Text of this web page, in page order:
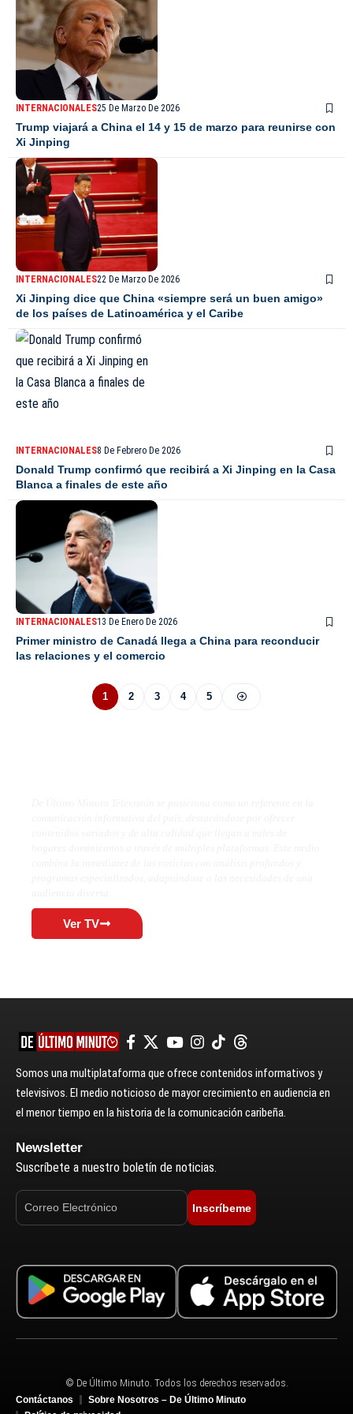
INTERNACIONALES25 De Marzo De 2026
Trump viajará a China el 14 y 15 de marzo para reunirse con
Xi Jinping
INTERNACIONALES22 De Marzo De 2026
Xi Jinping dice que China «siempre será un buen amigo»
de los países de Latinoamérica y el Caribe
INTERNACIONALES8 De Febrero De 2026
Donald Trump confirmó que recibirá a Xi Jinping en la Casa
Blanca a finales de este año
INTERNACIONALES13 De Enero De 2026
Primer ministro de Canadá llega a China para reconducir
las relaciones y el comercio
1 2 3 4 5
Ver TV
Somos una multiplataforma que ofrece contenidos informativos y
televisivos. El medio noticioso de mayor crecimiento en audiencia en
el menor tiempo en la historia de la comunicación caribeña.
Newsletter
Suscríbete a nuestro boletín de noticias.
Inscríbeme
© De Último Minuto. Todos los derechos reservados.
Contáctanos
Sobre Nosotros – De Último Minuto